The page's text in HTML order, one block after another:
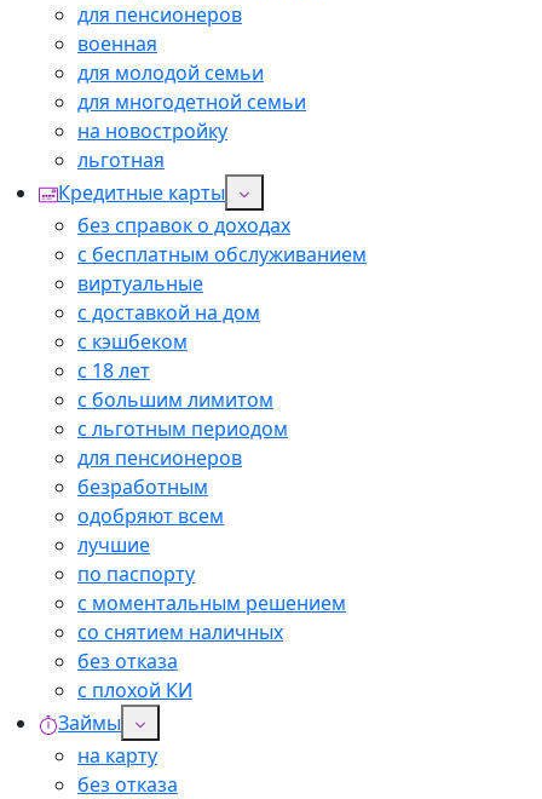
для пенсионеров
военная
для молодой семьи
для многодетной семьи
на новостройку
льготная
Кредитные карты
без справок о доходах
с бесплатным обслуживанием
виртуальные
с доставкой на дом
с кэшбеком
с 18 лет
с большим лимитом
с льготным периодом
для пенсионеров
безработным
одобряют всем
лучшие
по паспорту
с моментальным решением
со снятием наличных
без отказа
с плохой КИ
Займы
на карту
без отказа